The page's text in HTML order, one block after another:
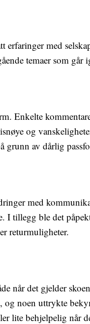
erfaringer med
temaer som går
Enkelte
og
grunn av dårlig
med
I tillegg ble det
returmuligheter.
når det gjelder
og noen uttrykte
lite behjelpelig når